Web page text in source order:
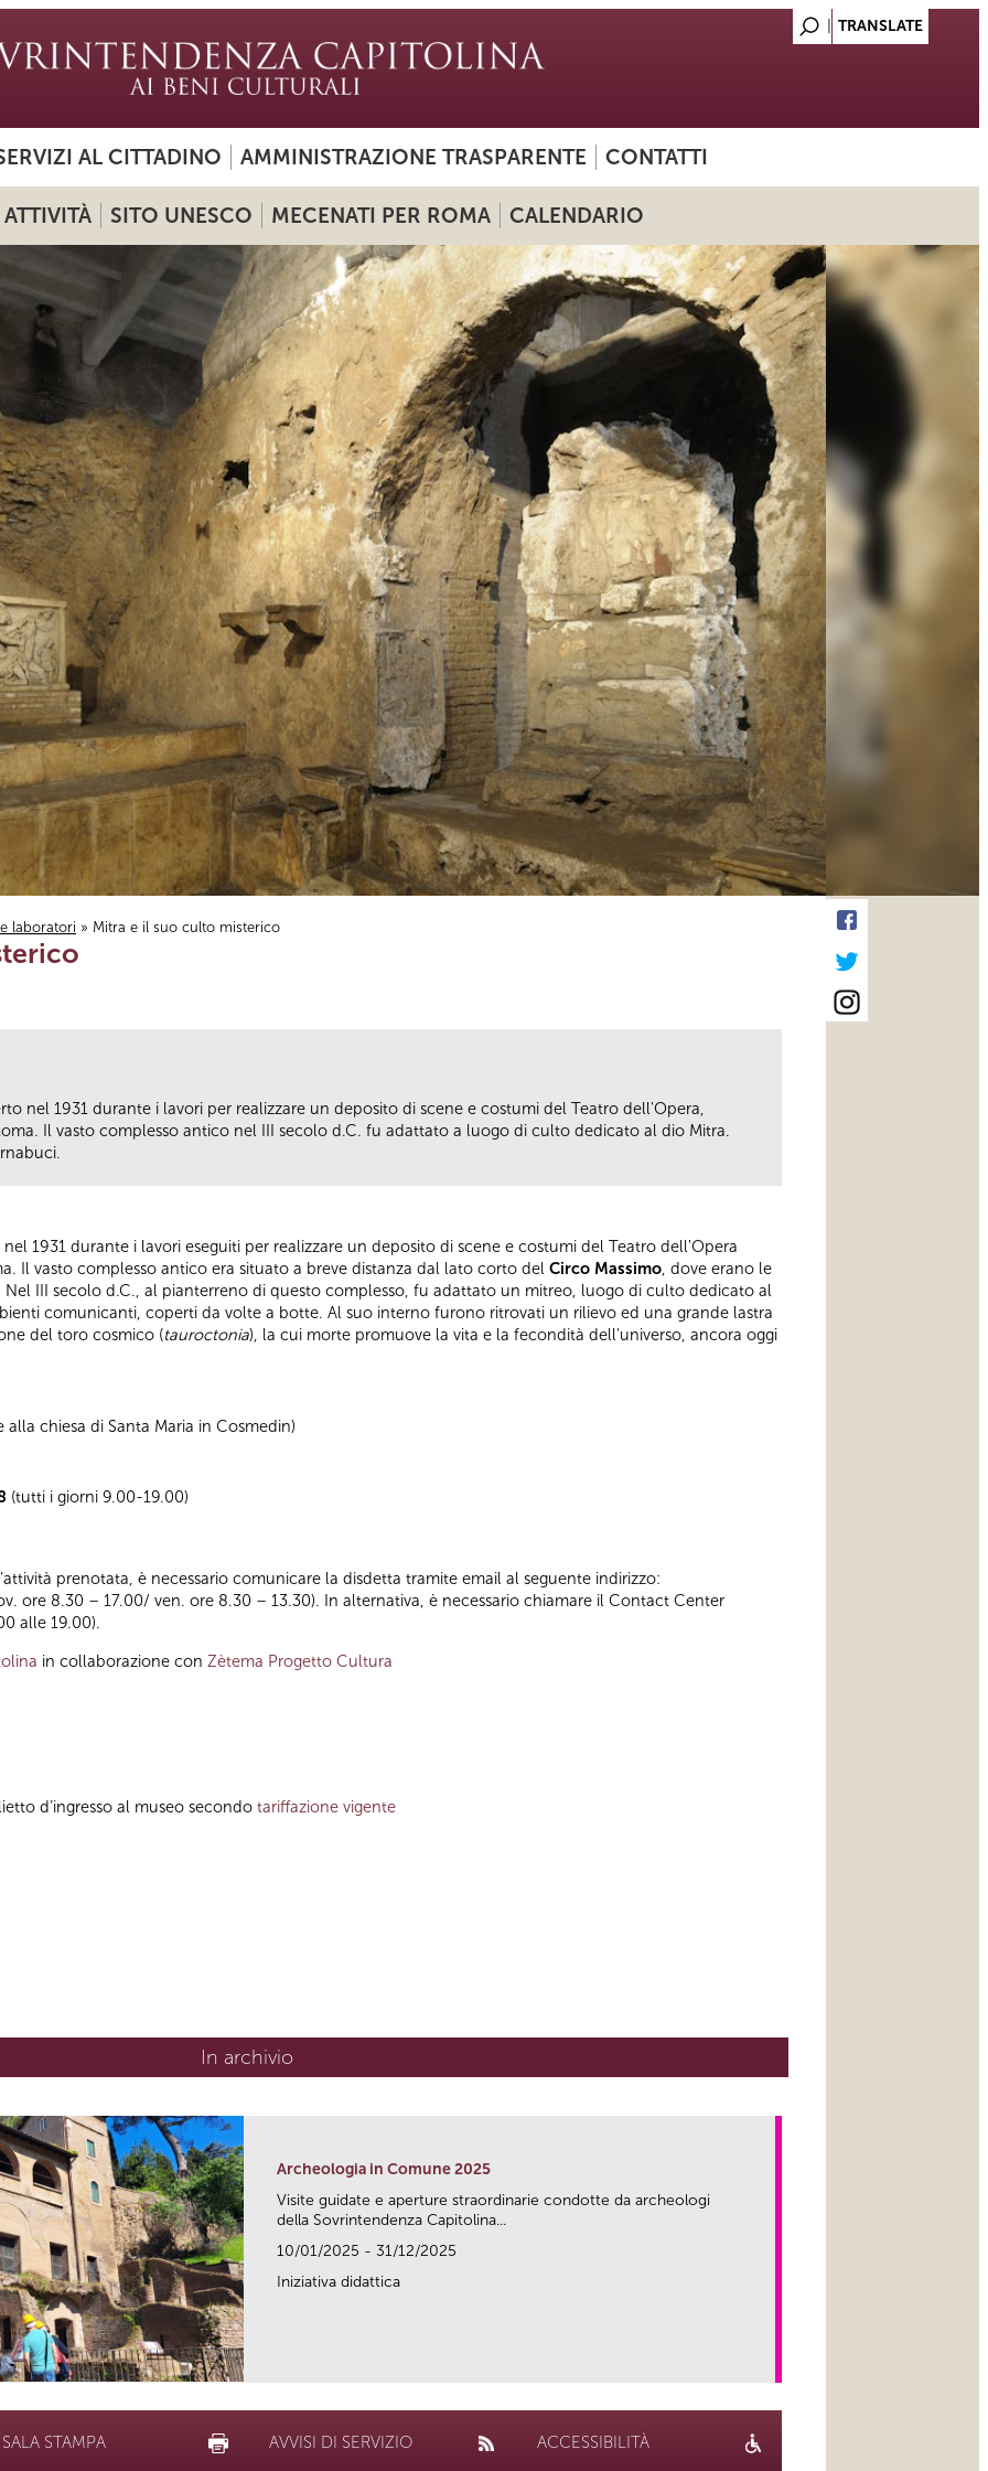
AL CITTADINO AMMINISTRAZIONE TRASPARENTE CONTATTI
ATTIVITÀ SITO UNESCO MECENATI PER ROMA CALENDARIO
laboratori » Mitra e il suo culto misterico
nel 1931 durante i lavori per realizzare un deposito di scene e costumi del Teatro dell'Opera,
Il vasto complesso antico nel III secolo d.C. fu adattato a luogo di culto dedicato al dio Mitra.
1931 durante i lavori eseguiti per realizzare un deposito di scene e costumi del Teatro dell'Opera
Il vasto complesso antico era situato a breve distanza dal lato corto del Circo Massimo , dove erano le
Nel III secolo d.C., al pianterreno di questo complesso, fu adattato un mitreo, luogo di culto dedicato al
comunicanti, coperti da volte a botte. Al suo interno furono ritrovati un rilievo ed una grande lastra
del toro cosmico (tauroctonia), la cui morte promuove la vita e la fecondità dell'universo, ancora oggi
chiesa di Santa Maria in Cosmedin)
(tutti i giorni 9.00-19.00)
prenotata, è necessario comunicare la disdetta tramite email al seguente indirizzo:
ore 8.30 – 17.00/ ven. ore 8.30 – 13.30). In alternativa, è necessario chiamare il Contact Center
alle 19.00).
in collaborazione con Zètema Progetto Cultura
d’ingresso al museo secondo tariffazione vigente
In archivio
Archeologia in Comune 2025
Visite guidate e aperture straordinarie condotte da archeologi
della Sovrintendenza Capitolina...
10/01/2025 - 31/12/2025
Iniziativa didattica
SALA STAMPA AVVISI DI SERVIZIO ACCESSIBILITÀ